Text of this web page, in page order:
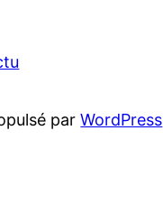
parWordPress